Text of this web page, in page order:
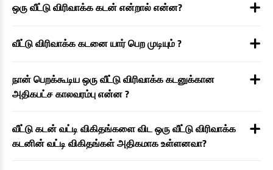
ஒரு வீட்டு விரிவாக்க கடன் என்றால் என்ன?
வீட்டு விரிவாக்க கடனை யார் பெற முடியும் ?
நான் பெறக்கூடிய ஒரு வீட்டு விரிவாக்க கடனுக்கான
அதிகபட்ச காலவரம்பு என்ன ?
வீட்டு கடன் வட்டி விகிதங்களை விட ஒரு வீட்டு விரிவாக்க
கடனின் வட்டி விகிதங்கள் அதிகமாக உள்ளனவா?